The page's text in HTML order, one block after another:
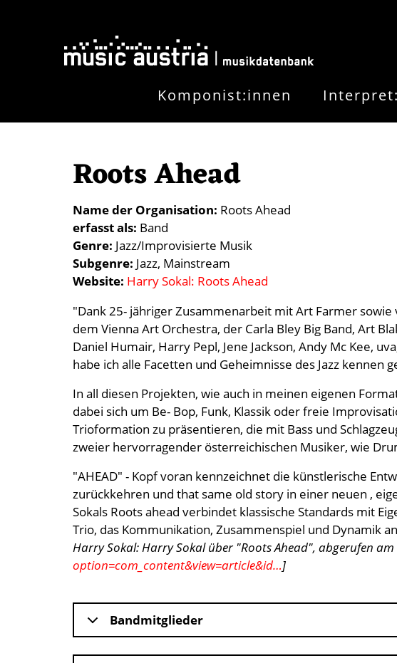
Komponist:innen
Roots Ahead
Name der Organisation Roots Ahead
erfasst als Band
Genre Jazz/Improvisierte Musik
Subgenre Jazz Mainstream
Website Harry Sokal: Roots Ahead
"Dank 25- jähriger Zusammenarbeit mit Art Farmer
dem Vienna Art Orchestra, der Carla Bley Big Band, Art
Daniel Humair, Harry Pepl, Jene Jackson, Andy Mc Kee,
habe ich alle Facetten und Geheimnisse des Jazz kennen
In all diesen Projekten, wie auch in meinen eigenen
dabei sich um Be- Bop, Funk, Klassik oder freie
Trioformation zu präsentieren, die mit Bass und
zweier hervorragender österreichischen Musiker, wie
"AHEAD" - Kopf voran kennzeichnet die künstlerische
zurückkehren und that same old story in einer neuen ,
Sokals Roots ahead verbindet klassische Standards mit
Trio, das Kommunikation, Zusammenspiel und Dynamik
Harry Sokal: Harry Sokal über "Roots Ahead", abgerufen am
option=com_content&view=article&id…]
Bandmitglieder